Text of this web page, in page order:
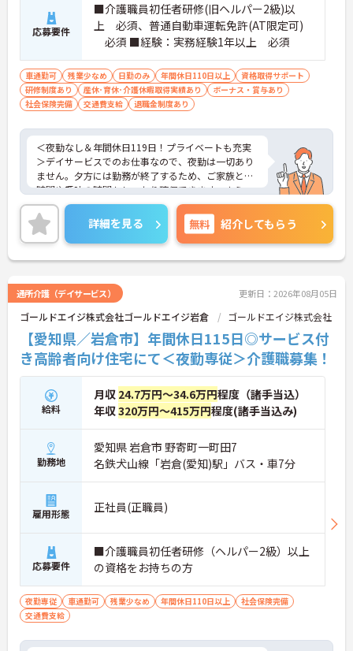
応募要件
■介護職員初任者研修(旧ヘルパー2級)以
上 必須、普通自動車運転免許(AT限定可)
必須 ■経験：実務経験1年以上 必須
車通勤可 残業少なめ 日勤のみ 年間休日110日以上
資格取得サポート
研修制度あり
産休･育休･介護休暇取得実績あり
ボーナス・賞与あり
社会保険完備
交通費支給 退職金制度あり
＜夜勤なし＆年間休日119日！プライベートも充実
＞デイサービスでのお仕事なので、夜勤は一切あり
ません。夕方には勤務が終了するため、ご家族との
時間や趣味の時間もしっかり確保できます。さら
に、月9日のお休みに加えて「リフレッシュ休暇」
が毎月1日付与され、年間休日はたっぷり119日。無
理なく働き続けられるリズムが整っており、仕事と
プライベートのメリハリをつけて働きたい方にぴっ
たりです。
介護の経験がない方やブランクがある方も大歓迎で
す。資格取得支援制度や自己啓発支援制度が整って
おり、働きながらスキルアップを目指せます。ま
た、全国展開する同社ならではの多彩なキャリアパ
スがあり、管理職や専門職への挑戦、異なるサービ
スへのキャリアチェンジも可能です。一人ひとりの
「なりたい姿」を応援し、成長をバックアップする
体制が整っています。
詳細を見る 無料 紹介してもらう
通所介護（デイサービス） 更新日：2026年08月05日
ゴールドエイジ株式会社ゴールドエイジ岩倉 ゴールドエイジ株式会社
【愛知県／岩倉市】年間休日115日◎サービス付
き高齢者向け住宅にて＜夜勤専従＞介護職募集！
給料
月収 24.7万円～34.6万円程度（諸手当込）
年収320万円～415万円程度(諸手当込み)
勤務地
愛知県 岩倉市 野寄町一町田7
名鉄犬山線「岩倉(愛知)駅」バス・車7分
雇用形態 正社員(正職員)
応募要件
■介護職員初任者研修（ヘルパー2級）以上
の資格をお持ちの方
夜勤専従 車通勤可 残業少なめ 年間休日110日以上
社会保険完備
交通費支給